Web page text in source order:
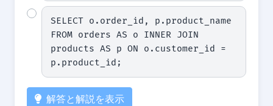
SELECT o.order_id, p.product_name
FROM orders AS o INNER JOIN
products AS p ON o.customer_id =
p.product_id;
解答と解説を表示